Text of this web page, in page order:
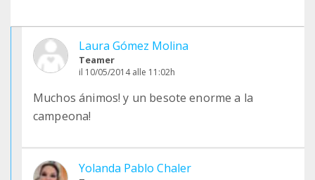
Laura Gómez Molina
Teamer
il 10/05/2014 alle 11:02h
Muchos ánimos! y un besote enorme a la
campeona!
Yolanda Pablo Chaler